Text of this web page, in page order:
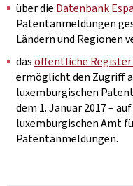
über die Datenbank
Patentanmeldungen
Ländern und Regionen
dasöffentliche
ermöglicht den Zugriff
luxemburgischen
dem 1. Januar 2017 –
luxemburgischen Amt
Patentanmeldungen.